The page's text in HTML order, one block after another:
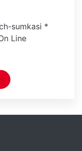
sumkasi *
Line